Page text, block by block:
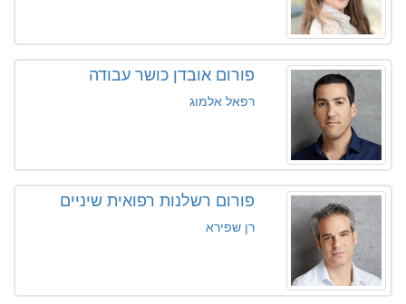
פורום אובדן כושר עבודה
רפאל אלמוג
פורום רשלנות רפואית שיניים
רן שפירא